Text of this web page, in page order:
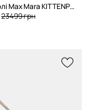
Шкіряні туфлі Max Mara KITTENPUMP
23499 грн